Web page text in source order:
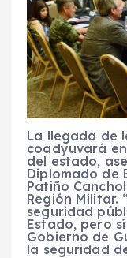
La llegada de
coadyuvará
del estado,
Diplomado de
Patiño
Región Militar.
seguridad
Estado, pero
Gobierno de
la seguridad